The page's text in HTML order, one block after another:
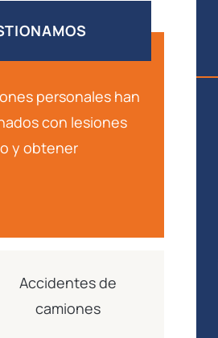
personales han
con lesiones
y obtener
Accidentes de
camiones
es un gran abogado! Es
exper...